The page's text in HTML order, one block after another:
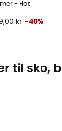
- Hat
kr -40%
til sko,